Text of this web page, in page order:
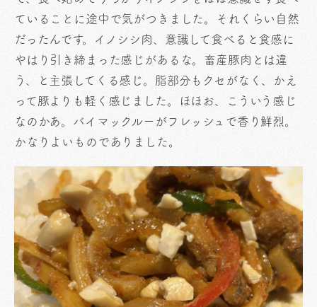
ていることに途中で気がつきました。それくらい自然
だったんです。イノシシ肉、意識して食べると食感に
やはり引き締まった感じがあるな。畜産豚肉とは違
う、と主張してくる感じ。脂部分もクセがなく、かえ
って豚よりも軽く感じました。ほほお、こういう感じ
なのかあ。バイマックルーがフレッシュで香り鮮烈。
かなりよいものでありました。